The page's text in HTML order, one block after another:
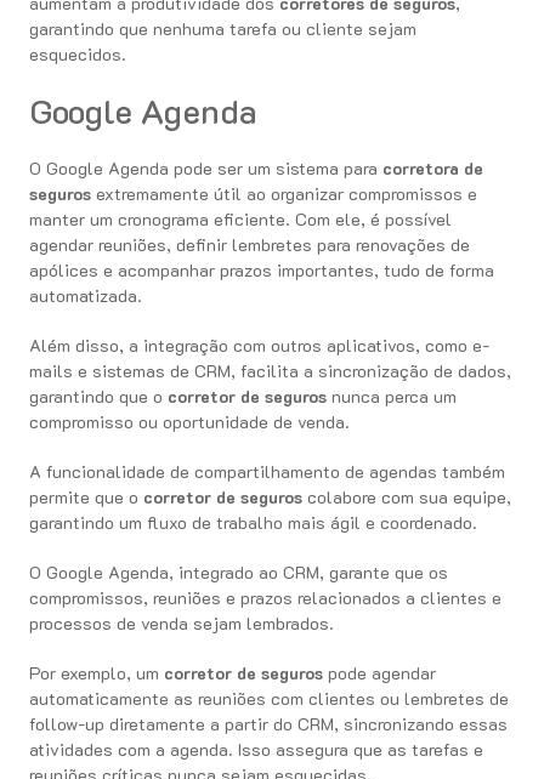
garantindo que nenhuma tarefa ou cliente sejam
esquecidos.
Google Agenda
O Google Agenda pode ser um sistema para corretora de
seguros extremamente útil ao organizar compromissos e
manter um cronograma eficiente. Com ele, é possível
agendar reuniões, definir lembretes para renovações de
apólices e acompanhar prazos importantes, tudo de forma
automatizada.
Além disso, a integração com outros aplicativos, como e-
mails e sistemas de CRM, facilita a sincronização de dados,
garantindo que o corretor de seguros nunca perca um
compromisso ou oportunidade de venda.
A funcionalidade de compartilhamento de agendas também
permite que o corretor de seguros colabore com sua equipe,
garantindo um fluxo de trabalho mais ágil e coordenado.
O Google Agenda, integrado ao CRM, garante que os
compromissos, reuniões e prazos relacionados a clientes e
processos de venda sejam lembrados.
Por exemplo, um corretor de seguros pode agendar
automaticamente as reuniões com clientes ou lembretes de
follow-up diretamente a partir do CRM, sincronizando essas
atividades com a agenda. Isso assegura que as tarefas e